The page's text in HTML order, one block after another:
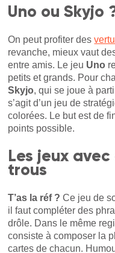
Uno ou Skyjo
On peut profiter des
revanche, mieux vaut
entre amis. Le jeu Uno
petits et grands. Pour
Skyjo, qui se joue à
s’agit d’un jeu de
colorées. Le but est de
points possible.
Les jeux
trous
T’as la réf ? Ce jeu de
il faut compléter des
drôle. Dans le même
consiste à composer la
cartes de chacun.